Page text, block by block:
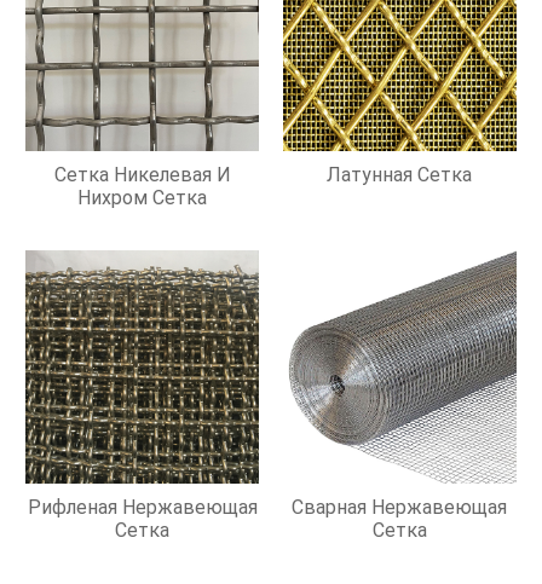
Сетка Никелевая И
Нихром Сетка
Латунная Сетка
Рифленая Нержавеющая
Сетка
Сварная Нержавеющая
Сетка